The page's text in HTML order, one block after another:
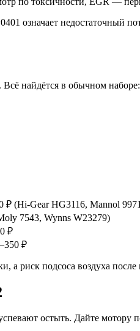
означает недостаточный
найдётся в обычном наборе:
₽ (Hi-Gear HG3116, Mannol
7543, Wynns W23279)
₽
₽
риск подсоса воздуха
остыть. Дайте мотору